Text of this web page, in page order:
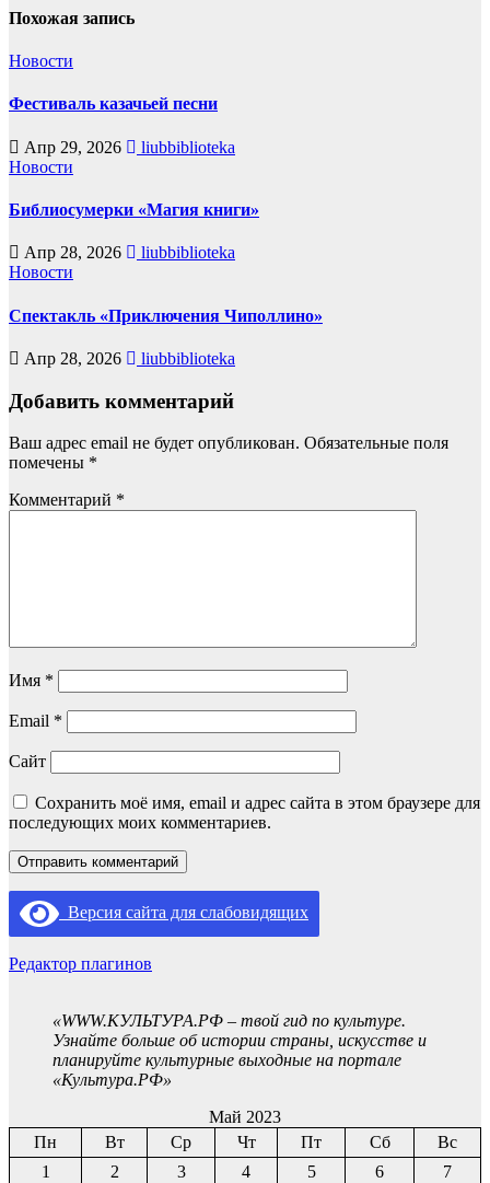
Похожая запись
Новости
Фестиваль казачьей песни
Апр 29, 2026
liubbiblioteka
Новости
Библиосумерки «Магия книги»
Апр 28, 2026
liubbiblioteka
Новости
Спектакль «Приключения Чиполлино»
Апр 28, 2026 liubbiblioteka
Добавить комментарий
Ваш адрес email не будет опубликован. Обязательные поля
помечены *
Комментарий *
Имя *
Email *
Сайт
Сохранить моё имя, email и адрес сайта в этом браузере для
последующих моих комментариев.
Версия сайта для слабовидящих
Редактор плагинов
«WWW.КУЛЬТУРА.РФ – твой гид по культуре.
Узнайте больше об истории страны, искусстве и
планируйте культурные выходные на портале
«Культура.РФ»
Май 2023
Пн
Вт Ср Чт Пт Сб
Вс
1
2 3 4 5 6
7